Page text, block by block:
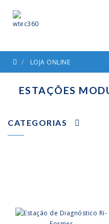
LOJA ONLINE
ESTAÇÕES
CATEGORIAS